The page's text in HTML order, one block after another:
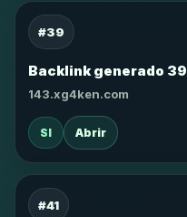
#39
Backlink generado 39
143.xg4ken.com
SI Abrir
#41